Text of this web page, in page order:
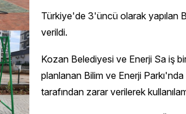
Türkiye'de 3'üncü olarak yapılan
verildi.
Kozan Belediyesi ve Enerji Sa iş
planlanan Bilim ve Enerji
tarafından zarar verilerek